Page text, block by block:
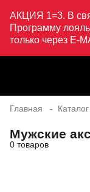
АКЦИЯ 1=3. В
Программу
только через E-
Главная Каталог
Мужские
0 товаров